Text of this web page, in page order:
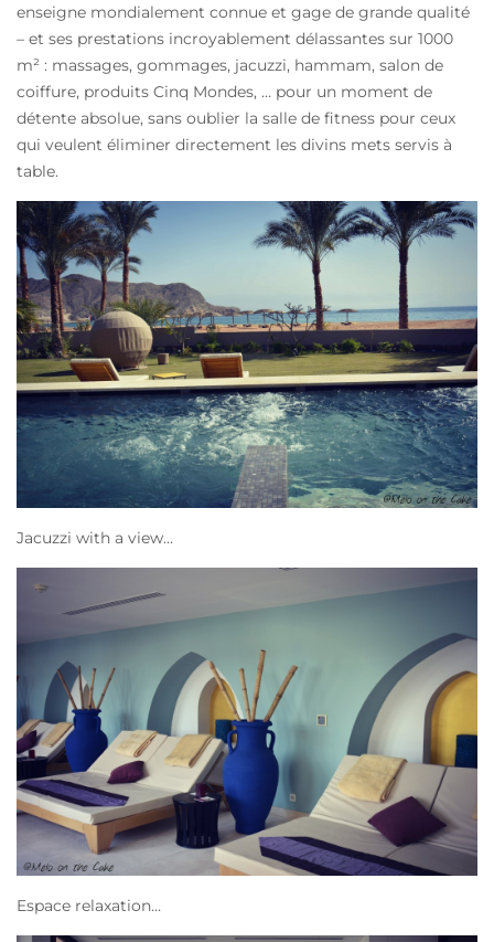
enseigne mondialement connue et gage de grande qualité
– et ses prestations incroyablement délassantes sur 1000
m² : massages, gommages, jacuzzi, hammam, salon de
coiffure, produits Cinq Mondes, … pour un moment de
détente absolue, sans oublier la salle de fitness pour ceux
qui veulent éliminer directement les divins mets servis à
table.
Jacuzzi with a view…
Espace relaxation…